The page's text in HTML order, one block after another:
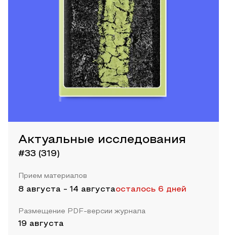
Актуальные исследования
#33 (319)
Прием материалов
8 августа - 14 августаосталось 6 дней
Размещение PDF-версии журнала
19 августа